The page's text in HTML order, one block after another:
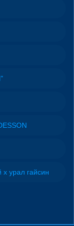
урал гайсин